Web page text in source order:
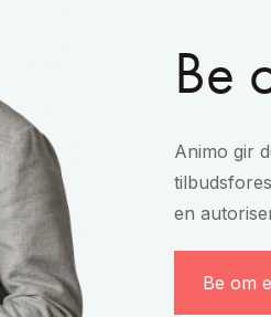
Be
Animo gir
en
Be om